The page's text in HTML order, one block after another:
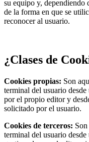
su equipo y, dependiendo
de la forma en que se
reconocer al usuario.
¿Clases de
Cookies propias: Son
terminal del usuario
por el propio editor y
solicitado por el usuario.
Cookies de terceros:
terminal del usuario